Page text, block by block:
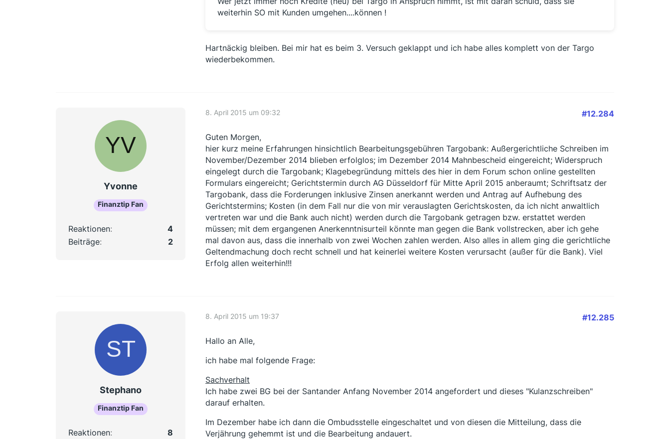
weiterhin SO mit Kunden umgehen....können !
Hartnäckig bleiben. Bei mir hat es beim 3. Versuch geklappt und ich habe alles komplett von der Targo
wiederbekommen.
Yvonne
Finanztip Fan
Reaktionen
4
Beiträge
2
8. April 2015 um 09:32 #12.284
Guten Morgen,
hier kurz meine Erfahrungen hinsichtlich Bearbeitungsgebühren Targobank: Außergerichtliche Schreiben im
November/Dezember 2014 blieben erfolglos; im Dezember 2014 Mahnbescheid eingereicht; Widerspruch
eingelegt durch die Targobank; Klagebegründung mittels des hier in dem Forum schon online gestellten
Formulars eingereicht; Gerichtstermin durch AG Düsseldorf für Mitte April 2015 anberaumt; Schriftsatz der
Targobank, dass die Forderungen inklusive Zinsen anerkannt werden und Antrag auf Aufhebung des
Gerichtstermins; Kosten (in dem Fall nur die von mir verauslagten Gerichtskosten, da ich nicht anwaltlich
vertreten war und die Bank auch nicht) werden durch die Targobank getragen bzw. erstattet werden
müssen; mit dem ergangenen Anerkenntnisurteil könnte man gegen die Bank vollstrecken, aber ich gehe
mal davon aus, dass die innerhalb von zwei Wochen zahlen werden. Also alles in allem ging die gerichtliche
Geltendmachung doch recht schnell und hat keinerlei weitere Kosten verursacht (außer für die Bank). Viel
Erfolg allen weiterhin!!!
Stephano
Finanztip Fan
Reaktionen
8
8. April 2015 um 19:37 #12.285
Hallo an Alle,
ich habe mal folgende Frage:
Sachverhalt
Ich habe zwei BG bei der Santander Anfang November 2014 angefordert und dieses "Kulanzschreiben"
darauf erhalten.
Im Dezember habe ich dann die Ombudsstelle eingeschaltet und von diesen die Mitteilung, dass die
Verjährung gehemmt ist und die Bearbeitung andauert.